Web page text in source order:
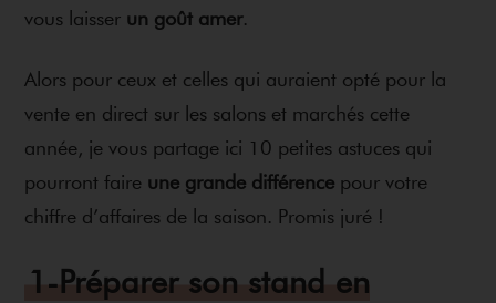
vous laisser un goût amer.
Alors pour ceux et celles qui auraient opté pour la
vente en direct sur les salons et marchés cette
année, je vous partage ici 10 petites astuces qui
pourront faire une grande différence pour votre
chiffre d’affaires de la saison. Promis juré !
1-Préparer son stand en